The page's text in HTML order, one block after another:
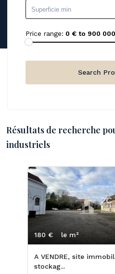
Price range: 0 € to 900
Résultats de recherche
industriels
A VENDRE, site
stockag...
180 € le m²